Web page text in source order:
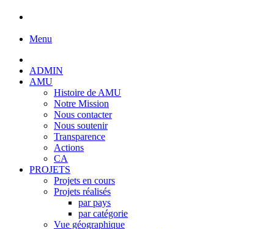
Menu
ADMIN
AMU
Histoire de AMU
Notre Mission
Nous contacter
Nous soutenir
Transparence
Actions
CA
PROJETS
Projets en cours
Projets réalisés
par pays
par catégorie
Vue géographique